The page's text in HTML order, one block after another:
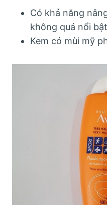
Có khả năng
không quá nổi bật
Kem có mùi mỹ